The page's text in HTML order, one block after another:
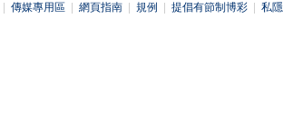
傳媒專用區 網頁指南 規例 提倡有節制博彩 私